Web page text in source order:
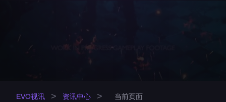
EVO视讯 > 资讯中心 > 当前页面